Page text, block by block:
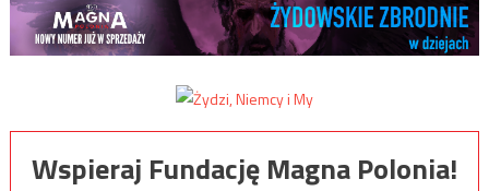
Wspieraj Fundację Magna Polonia!